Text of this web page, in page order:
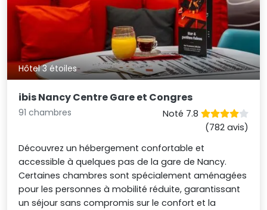
Hôtel 3 étoiles
ibis Nancy Centre Gare et Congres
91 chambres
Noté 7.8
(782 avis)
Découvrez un hébergement confortable et
accessible à quelques pas de la gare de Nancy.
Certaines chambres sont spécialement aménagées
pour les personnes à mobilité réduite, garantissant
un séjour sans compromis sur le confort et la